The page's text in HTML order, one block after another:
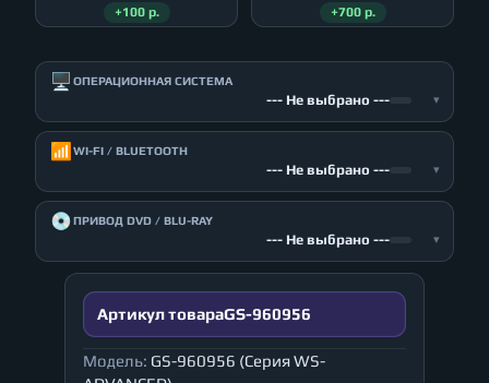
+100 р. +700 р.
🖥️ ОПЕРАЦИОННАЯ СИСТЕМА
--- Не выбрано --- ▾
📶 WI-FI / BLUETOOTH
--- Не выбрано --- ▾
💿ПРИВОД DVD / BLU-RAY
--- Не выбрано --- ▾
Артикул товараGS-960956
Модель: GS-960956 (Серия WS-